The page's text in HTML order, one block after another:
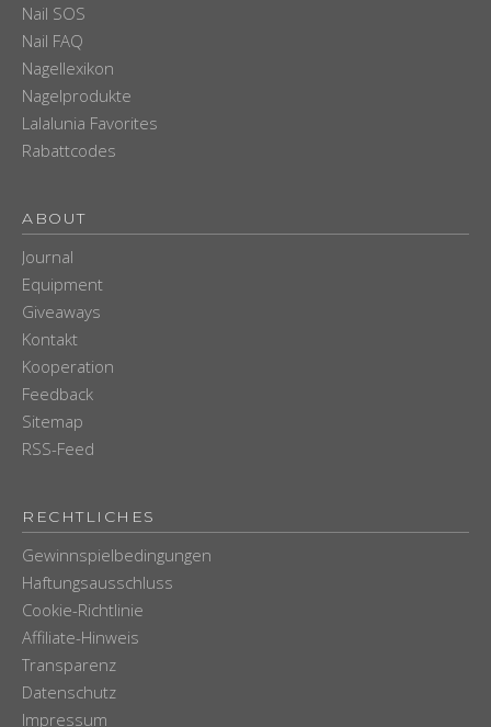
Nail SOS
Nail FAQ
Nagellexikon
Nagelprodukte
Lalalunia Favorites
Rabattcodes
ABOUT
Journal
Equipment
Giveaways
Kontakt
Kooperation
Feedback
Sitemap
RSS-Feed
RECHTLICHES
Gewinnspielbedingungen
Haftungsausschluss
Cookie-Richtlinie
Affiliate-Hinweis
Transparenz
Datenschutz
Impressum